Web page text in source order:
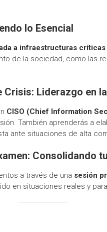
lo Esencial
a infraestructuras críticas
de la sociedad, como las
Crisis: Liderazgo en
CISO (Chief Information
También aprenderás a
ante situaciones de alta
Consolidando
a través de una sesión
en situaciones reales y